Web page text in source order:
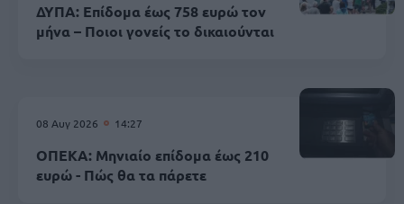
ΔΥΠΑ: Επίδομα έως 758 ευρώ τον
μήνα – Ποιοι γονείς το δικαιούνται
08 Αυγ 2026 14:27
ΟΠΕΚΑ: Μηνιαίο επίδομα έως 210
ευρώ - Πώς θα τα πάρετε